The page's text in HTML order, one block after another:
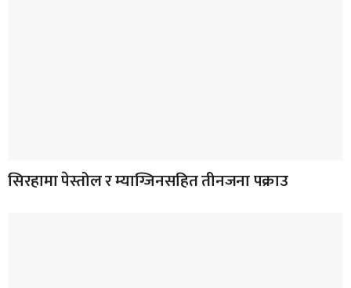
सिरहामा पेस्तोल र म्याग्जिनसहित तीनजना पक्राउ